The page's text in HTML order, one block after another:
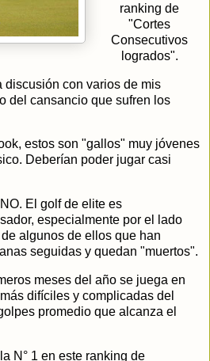
ranking de
"Cortes
Consecutivos
logrados".
discusión con varios de mis
del cansancio que sufren los
estos son "gallos" muy jóvenes
Deberían poder jugar casi
El golf de elite es
especialmente por el lado
algunos de ellos que han
seguidas y quedan "muertos".
meses del año se juega en
difíciles y complicadas del
promedio que alcanza el
N° 1 en este ranking de